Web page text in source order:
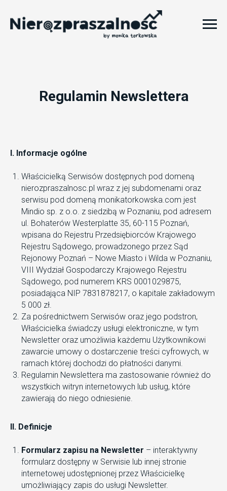
Regulamin Newslettera
I. Informacje ogólne
Właścicielką Serwisów dostępnych pod domeną
nierozpraszalnosc.pl wraz z jej subdomenami oraz
serwisu pod domeną monikatorkowska.com jest
Mindio sp. z o.o. z siedzibą w Poznaniu, pod adresem
ul. Bohaterów Westerplatte 35, 60-115 Poznań,
wpisana do Rejestru Przedsiębiorców Krajowego
Rejestru Sądowego, prowadzonego przez Sąd
Rejonowy Poznań – Nowe Miasto i Wilda w Poznaniu,
VIII Wydział Gospodarczy Krajowego Rejestru
Sądowego, pod numerem KRS 0001029875,
posiadająca NIP 7831878217, o kapitale zakładowym
5 000 zł.
Za pośrednictwem Serwisów oraz jego podstron,
Właścicielka świadczy usługi elektroniczne, w tym
Newsletter oraz umożliwia każdemu Użytkownikowi
zawarcie umowy o dostarczenie treści cyfrowych, w
ramach której dochodzi do płatności danymi.
Regulamin Newslettera ma zastosowanie również do
wszystkich witryn internetowych lub usług, które
zawierają do niego odniesienie.
II. Definicje
Formularz zapisu na Newsletter – interaktywny
formularz dostępny w Serwisie lub innej stronie
internetowej udostępnionej przez Właścicielkę
umożliwiający zapis do usługi Newsletter.